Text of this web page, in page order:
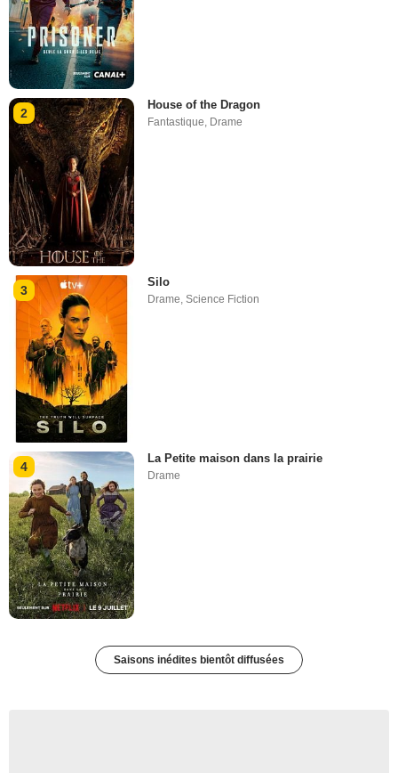
2
House of the Dragon
Fantastique, Drame
3
Silo
Drame ,Science Fiction
4
La Petite maison dans la prairie
Drame
Saisons inédites bientôt diffusées